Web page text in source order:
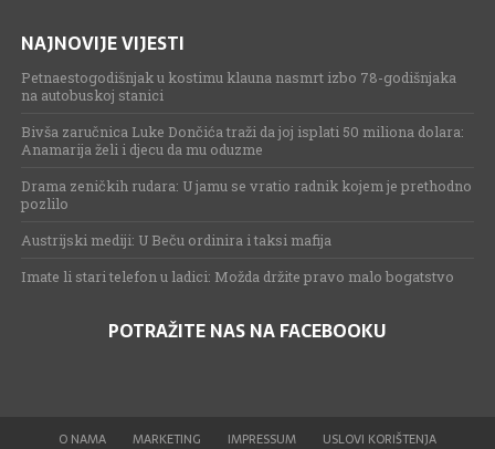
NAJNOVIJE VIJESTI
Petnaestogodišnjak u kostimu klauna nasmrt izbo 78-godišnjaka
na autobuskoj stanici
Bivša zaručnica Luke Dončića traži da joj isplati 50 miliona dolara:
Anamarija želi i djecu da mu oduzme
Drama zeničkih rudara: U jamu se vratio radnik kojem je prethodno
pozlilo
Austrijski mediji: U Beču ordinira i taksi mafija
Imate li stari telefon u ladici: Možda držite pravo malo bogatstvo
POTRAŽITE NAS NA FACEBOOKU
O NAMA MARKETING IMPRESSUM USLOVI KORIŠTENJA